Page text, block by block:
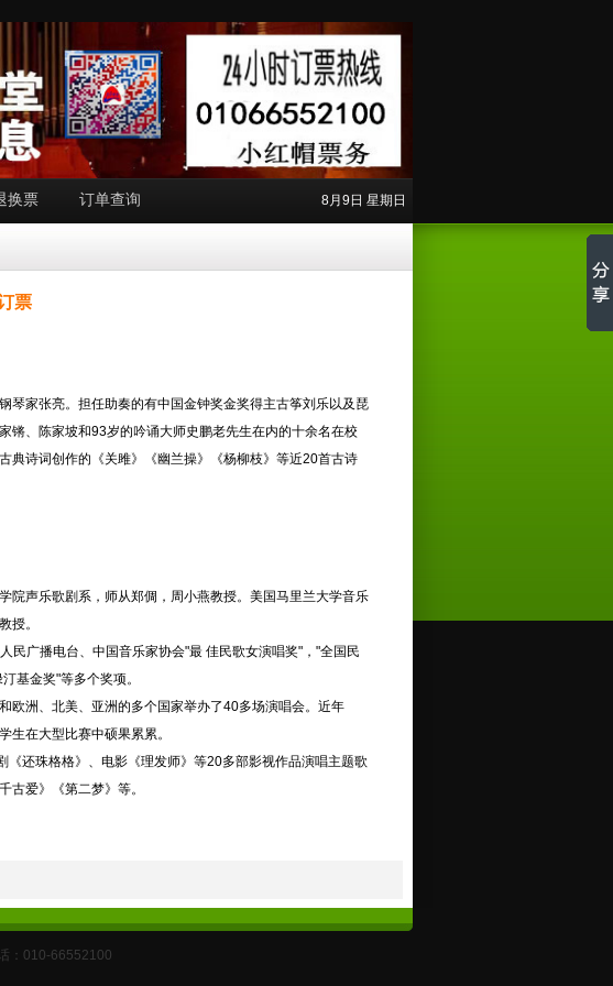
换票 订单查询 8月9日 星期日
票
琴家张亮。担任助奏的有中国金钟奖金奖得主古筝刘乐以及琵
锵、陈家坡和93岁的吟诵大师史鹏老先生在内的十余名在校
典诗词创作的《关雎》《幽兰操》《杨柳枝》等近20首古诗
院声乐歌剧系，师从郑倜，周小燕教授。美国马里兰大学音乐
授。
民广播电台、中国音乐家协会"最 佳民歌女演唱奖"，"全国民
基金奖"等多个奖项。
欧洲、北美、亚洲的多个国家举办了40多场演唱会。近年
生在大型比赛中硕果累累。
还珠格格》、电影《理发师》等20多部影视作品演唱主题歌
古爱》《第二梦》等。
：010-66552100